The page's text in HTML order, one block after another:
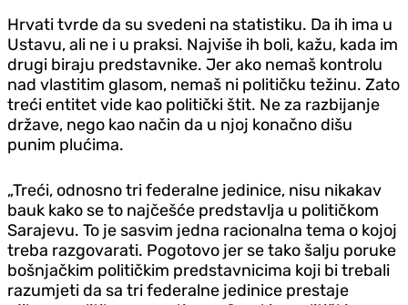
Hrvati tvrde da su svedeni na statistiku. Da ih ima u
Ustavu, ali ne i u praksi. Najviše ih boli, kažu, kada im
drugi biraju predstavnike. Jer ako nemaš kontrolu
nad vlastitim glasom, nemaš ni političku težinu. Zato
treći entitet vide kao politički štit. Ne za razbijanje
države, nego kao način da u njoj konačno dišu
punim plućima.
„Treći, odnosno tri federalne jedinice, nisu nikakav
bauk kako se to najčešće predstavlja u političkom
Sarajevu. To je sasvim jedna racionalna tema o kojoj
treba razgovarati. Pogotovo jer se tako šalju poruke
bošnjačkim političkim predstavnicima koji bi trebali
razumjeti da sa tri federalne jedinice prestaje